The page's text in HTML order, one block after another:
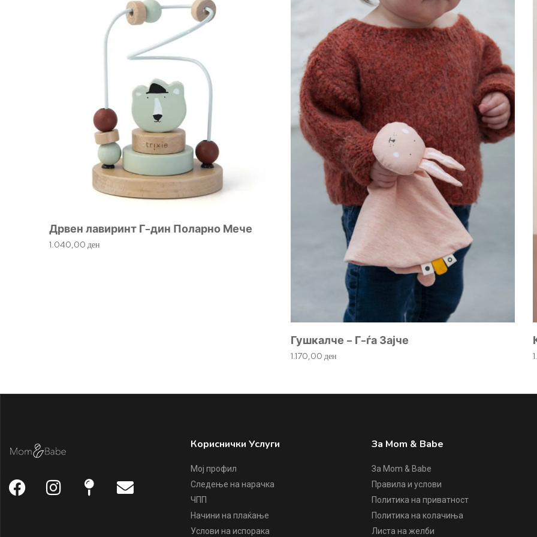
Дрвен лавиринт Г-дин Поларно Мече
1.040,00ден
Гушкалче – Г-ѓа Зајче
1.170,00ден
Кориснички Услуги
Мој профил
Следење на нарачка
ЧПП
Начини на плаќање
Услови на испорака
За Mom & Babe
За Mom & Babe
Правила и услови
Политика на приватност
Политика на колачиња
Листа на желби